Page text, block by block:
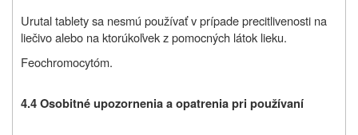
Urutal tablety sa nesmú používať v prípade precitlivenosti na
liečivo alebo na ktorúkoľvek z pomocných látok lieku.
Feochromocytóm.
4.4 Osobitné upozornenia a opatrenia pri používaní